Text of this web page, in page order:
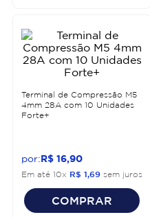
Terminal de Compressão M5
4mm 28A com 10 Unidades
Forte+
R$ 16 90
Em até 10x R$ 1 69 sem juros
COMPRAR